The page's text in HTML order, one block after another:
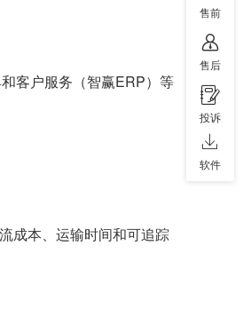
客户服务（智赢ERP）等
成本、运输时间和可追踪
售前
售后
投诉
软件